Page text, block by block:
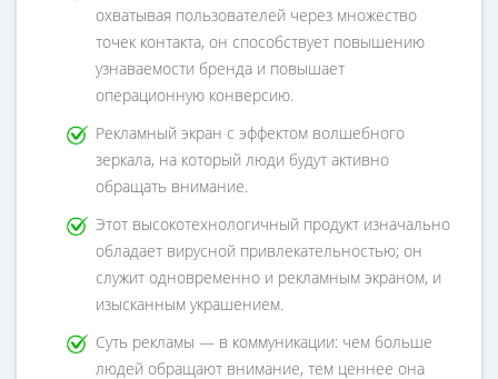
охватывая пользователей через множество
точек контакта, он способствует повышению
узнаваемости бренда и повышает
операционную конверсию.
Рекламный экран с эффектом волшебного
зеркала, на который люди будут активно
обращать внимание.
Этот высокотехнологичный продукт изначально
обладает вирусной привлекательностью; он
служит одновременно и рекламным экраном, и
изысканным украшением.
Суть рекламы — в коммуникации: чем больше
людей обращают внимание, тем ценнее она